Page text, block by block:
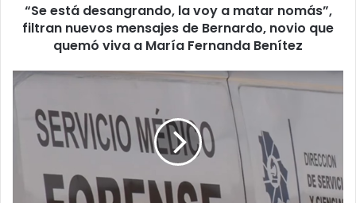
nuevos
mensajes
novio
quemó
Fernanda
Benítez
“Se está desangrando, la voy a matar nomás”,
filtran nuevos mensajes de Bernardo, novio que
quemó viva a María Fernanda Benítez
Muere
rehabilitación